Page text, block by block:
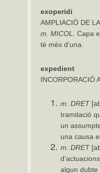
exoperidi
AMPLIACIÓ DE
m. MICOL.
Capa
té més d’una.
expedient
INCORPORACIÓ
m. DRET
tramitació
un
una causa
m. DRET
algun dubte